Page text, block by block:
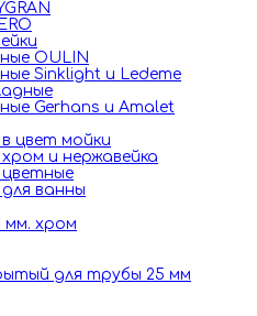
OULIN
Sinklight и Ledeme
Gerhans и Amalet
цвет мойки
и нержавейка
ванны
мм. хром
для трубы 25 мм